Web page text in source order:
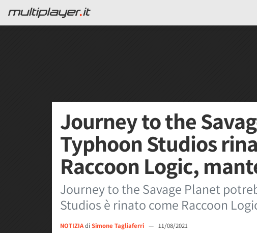
Journey to the
Typhoon Studios
Raccoon Logic,
Journey to the Savage Planet
Studios è rinato come Raccoon
NOTIZIAdi Simone Tagliaferri — 11/08/2021